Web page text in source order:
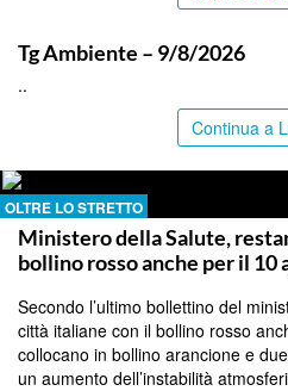
Tg Ambiente – 9/8/2026
..
Continua a
OLTRE LO STRETTO
Ministero della Salute,
bollino rosso anche per il 10
Secondo l’ultimo bollettino del
città italiane con il bollino rosso
collocano in bollino arancione e
un aumento dell’instabilità